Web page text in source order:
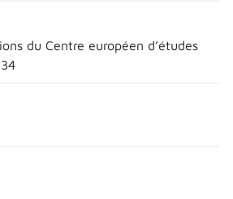
du Centre européen d’études